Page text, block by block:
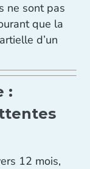
ne sont pas
que la
d’un
:
12 mois,